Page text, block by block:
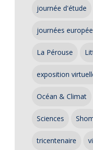
journée d'étude
journées
La Pérouse
exposition
Océan & Climat
Sciences
tricentenaire